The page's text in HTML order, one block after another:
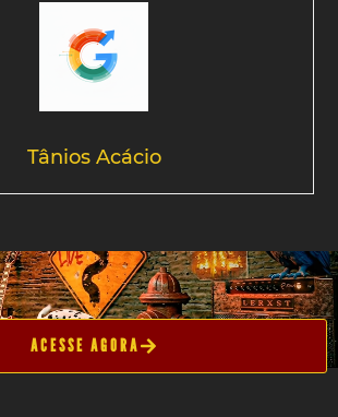
Tânios Acácio
ACESSE AGORA